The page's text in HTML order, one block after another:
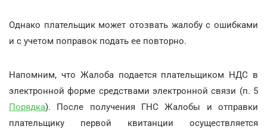
Однако плательщик может отозвать жалобу с ошибками
и с учетом поправок подать ее повторно.
Напомним, что Жалоба подается плательщиком НДС в
электронной форме средствами электронной связи (п. 5
Порядка). После получения ГНС Жалобы и отправки
плательщику первой квитанции осуществляется